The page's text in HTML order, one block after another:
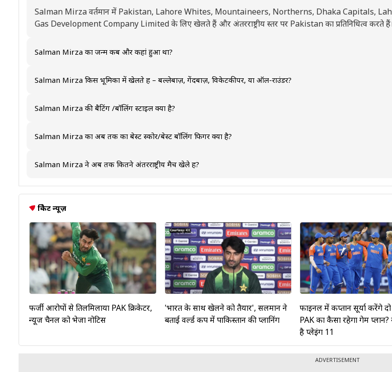
Salman Mirza वर्तमान में Pakistan, Lahore Whites, Mountaineers, Northerns, Dhaka Capitals,
Gas Development Company Limited के लिए खेलते हैं और अंतरराष्ट्रीय स्तर पर Pakistan का प्रतिनिधित्व करते
Salman Mirza का जन्म कब और कहां हुआ था?
Salman Mirza किस भूमिका में खेलते हैं – बल्लेबाज़, गेंदबाज़, विकेटकीपर, या ऑल-राउंडर?
Salman Mirza की बैटिंग /बॉलिंग स्टाइल क्या है?
Salman Mirza का अब तक का बेस्ट स्कोर/बेस्ट बॉलिंग फिगर क्या है?
टेस्ट क्रिकेट में 0,वनडे क्रिकेट में 0, और टी20 अंतरराष्ट्रीय मैच में 3/14 रही है।
Salman Mirza ने अब तक कितने अंतरराष्ट्रीय मैच खेले हैं?
क्रिकेट न्यूज़
फर्जी आरोपों से तिलमिलाया PAK क्रिकेटर,
न्यूज चैनल को भेजा नोटिस
'भारत के साथ खेलने को तैयार', सलमान ने
बताई वर्ल्ड कप में पाकिस्तान की प्लानिंग
फाइनल में कप्तान सूर्या करेंगे
PAK का कैसा रहेगा गेम
है प्लेइंग 11
ADVERTISEMENT